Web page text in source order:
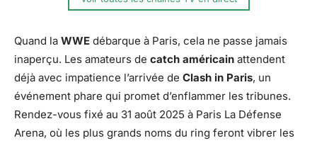
Quand la WWE débarque à Paris, cela ne passe jamais
inaperçu. Les amateurs de catch américain attendent
déjà avec impatience l’arrivée de Clash in Paris, un
événement phare qui promet d’enflammer les tribunes.
Rendez-vous fixé au 31 août 2025 à Paris La Défense
Arena, où les plus grands noms du ring feront vibrer les